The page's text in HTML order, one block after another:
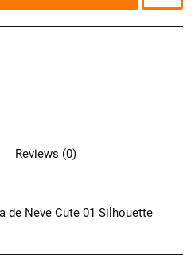
Reviews (0)
de Neve Cute 01 Silhouette